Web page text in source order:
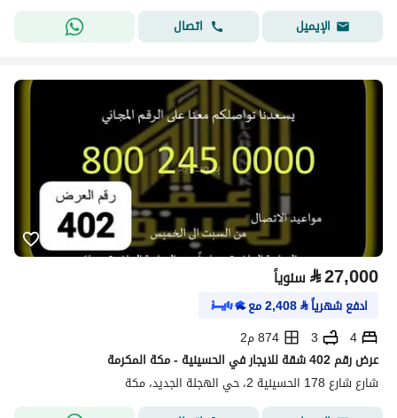
الإيميل
اتصال
⃁27,000 سنوياً
ادفع شهرياً⃁
2,408مع
4
3
874 م2
عرض رقم 402 شقة للايجار في الحسينية - مكة المكرمة
شارع شارع 178 الحسينية 2، حي الهجلة الجديد، مكة